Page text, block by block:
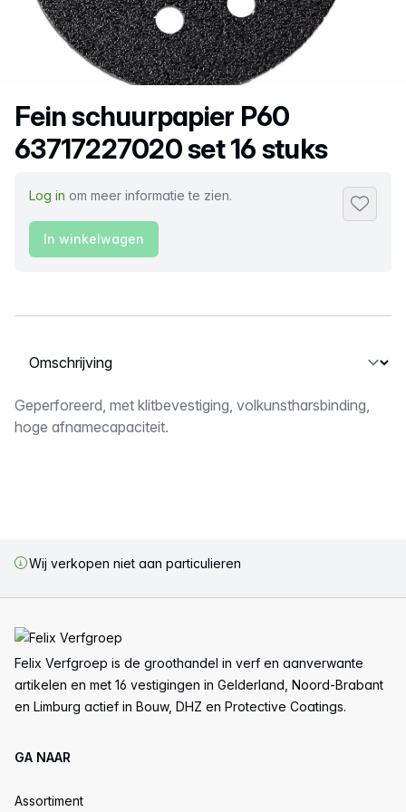
Productnaam
Fein schuurpapier P60
63717227020 set 16 stuks
Log in om meer informatie te zien.
In winkelwagen
Selecteer een tabblad
Omschrijving
Geperforeerd, met klitbevestiging, volkunstharsbinding,
hoge afnamecapaciteit.
Wij verkopen niet aan particulieren
Felix Verfgroep is de groothandel in verf en aanverwante
artikelen en met 16 vestigingen in Gelderland, Noord-Brabant
en Limburg actief in Bouw, DHZ en Protective Coatings.
GA NAAR
Assortiment